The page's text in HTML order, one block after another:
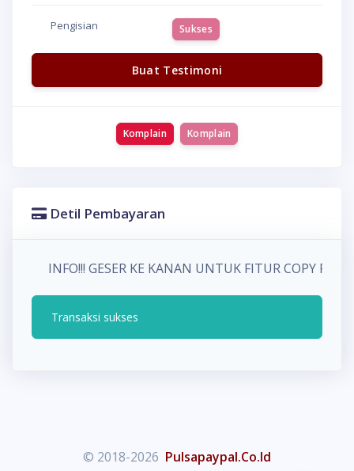
Pengisian Sukses
Buat Testimoni
Komplain Komplain
Detil Pembayaran
INFO!!! GESER KE KANAN UNTUK FITUR COPY
Transaksi sukses
© 2018-2026 Pulsapaypal.Co.Id